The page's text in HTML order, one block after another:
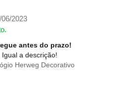
06/2023
antes do prazo!
a descrição!
Herweg Decorativo